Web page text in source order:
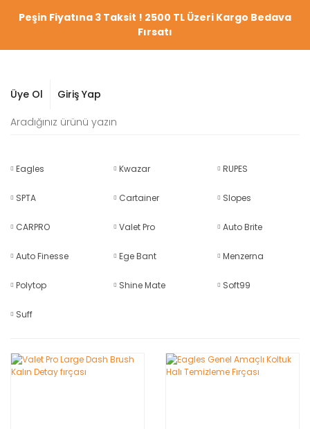
Peşin Fiyatına 3 Taksit ! 2500 TL Üzeri Kargo Bedava
Fırsatı
Üye Ol Giriş Yap
Eagles Kwazar RUPES
SPTA Cartainer Slopes
CARPRO Valet Pro Auto Brite
Auto Finesse Ege Bant Menzerna
Polytop Shine Mate Soft99
Suff